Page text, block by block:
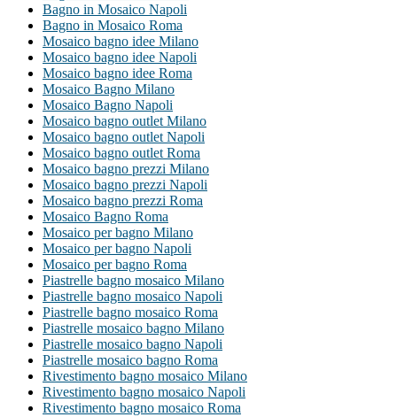
Bagno in Mosaico Napoli
Bagno in Mosaico Roma
Mosaico bagno idee Milano
Mosaico bagno idee Napoli
Mosaico bagno idee Roma
Mosaico Bagno Milano
Mosaico Bagno Napoli
Mosaico bagno outlet Milano
Mosaico bagno outlet Napoli
Mosaico bagno outlet Roma
Mosaico bagno prezzi Milano
Mosaico bagno prezzi Napoli
Mosaico bagno prezzi Roma
Mosaico Bagno Roma
Mosaico per bagno Milano
Mosaico per bagno Napoli
Mosaico per bagno Roma
Piastrelle bagno mosaico Milano
Piastrelle bagno mosaico Napoli
Piastrelle bagno mosaico Roma
Piastrelle mosaico bagno Milano
Piastrelle mosaico bagno Napoli
Piastrelle mosaico bagno Roma
Rivestimento bagno mosaico Milano
Rivestimento bagno mosaico Napoli
Rivestimento bagno mosaico Roma